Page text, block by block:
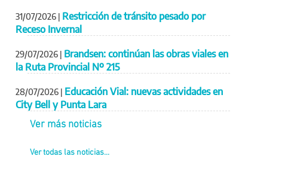
31/07/2026 | Restricción de tránsito pesado por
Receso Invernal
29/07/2026 | Brandsen: continúan las obras viales en
la Ruta Provincial Nº 215
28/07/2026 | Educación Vial: nuevas actividades en
City Bell y Punta Lara
Ver más noticias
Ver todas las noticias...